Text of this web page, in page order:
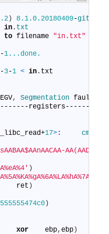
) 8.1.0.20180409-git
in . txt
to filename "in.txt"
-1...done.
-3-1 < in . txt
, Segmentation fault
registers
+17> :
)
ret )
)
xor ebp,ebp )